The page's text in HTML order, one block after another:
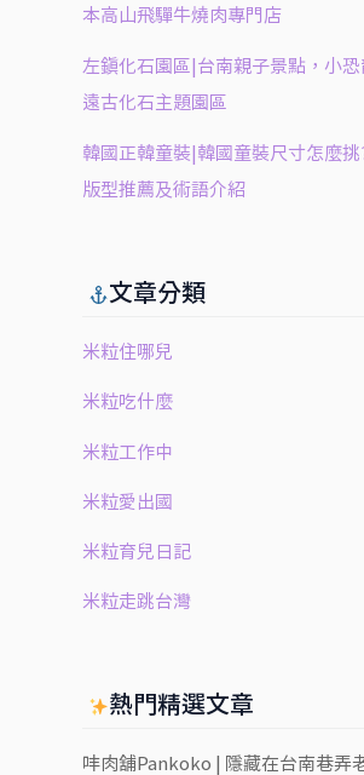
本高山飛驒牛燒肉專門店
左鎮化石園區|台南親子景點，小
遠古化石主題園區
韓國正韓童裝|韓國童裝尺寸怎麼
版型推薦及術語介紹
文章分類
米粒住哪兒
米粒吃什麼
米粒工作中
米粒愛出國
米粒育兒日記
米粒走跳台灣
熱門精選文章
㕩肉舖Pankoko | 隱藏在台南巷弄